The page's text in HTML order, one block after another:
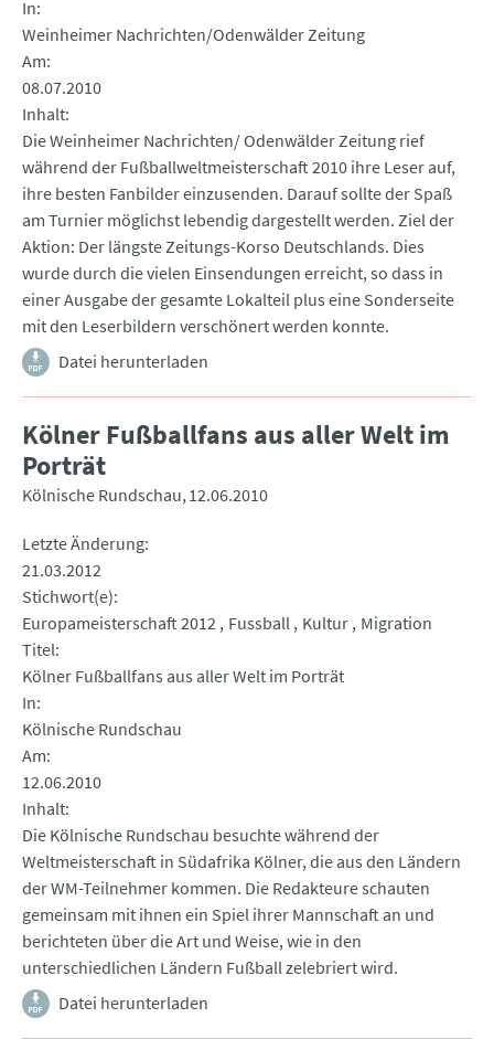
In
Weinheimer Nachrichten/Odenwälder Zeitung
Am
08.07.2010
Inhalt
Die Weinheimer Nachrichten/ Odenwälder Zeitung rief
während der Fußballweltmeisterschaft 2010 ihre Leser auf,
ihre besten Fanbilder einzusenden. Darauf sollte der Spaß
am Turnier möglichst lebendig dargestellt werden. Ziel der
Aktion: Der längste Zeitungs-Korso Deutschlands. Dies
wurde durch die vielen Einsendungen erreicht, so dass in
einer Ausgabe der gesamte Lokalteil plus eine Sonderseite
mit den Leserbildern verschönert werden konnte.
Datei herunterladen
Kölner Fußballfans aus aller Welt im
Porträt
Kölnische Rundschau 12.06.2010
Letzte Änderung
21.03.2012
Stichwort(e)
Europameisterschaft 2012 Fussball Kultur Migration
Titel
Kölner Fußballfans aus aller Welt im Porträt
In
Kölnische Rundschau
Am
12.06.2010
Inhalt
Die Kölnische Rundschau besuchte während der
Weltmeisterschaft in Südafrika Kölner, die aus den Ländern
der WM-Teilnehmer kommen. Die Redakteure schauten
gemeinsam mit ihnen ein Spiel ihrer Mannschaft an und
berichteten über die Art und Weise, wie in den
unterschiedlichen Ländern Fußball zelebriert wird.
Datei herunterladen